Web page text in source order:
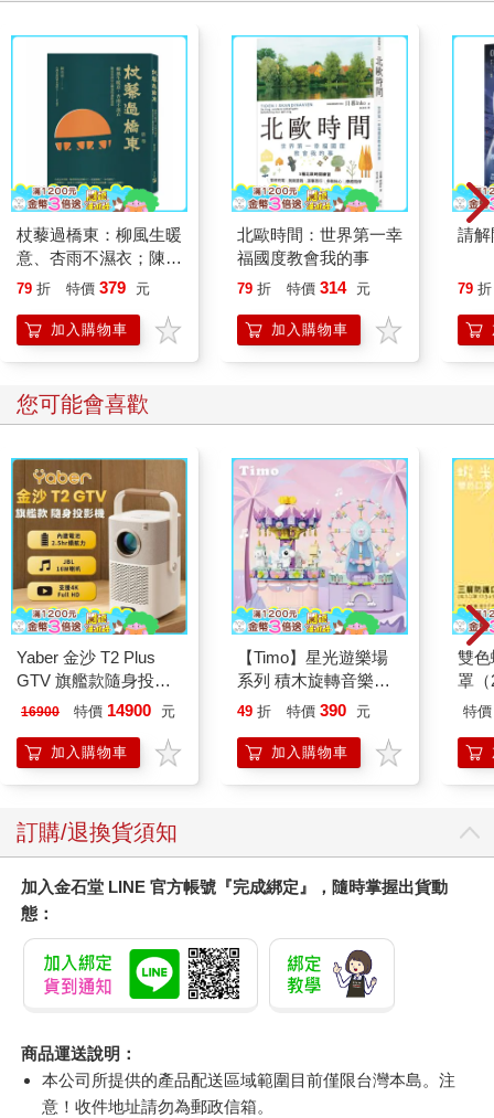
杖藜過橋東：柳風生暖
意、杏雨不濕衣；陳亮
恭談以心轉境的適齡漫
79 折 特價 379 元
加入購物車
北歐時間：世界第一幸
福國度教會我的事
79 折 特價 314 元
加入購物車
請解
79 折
您可能會喜歡
Yaber 金沙 T2 Plus
GTV 旗艦款隨身投影
機
16900 特價 14900 元
加入購物車
【Timo】星光遊樂場
系列 積木旋轉音樂盒
禮物
49 折 特價 390 元
加入購物車
雙
罩（
特價
訂購/退換貨須知
加入金石堂 LINE 官方帳號『完成綁定』，隨時掌握出貨動
態：
商品運送說明：
本公司所提供的產品配送區域範圍目前僅限台灣本島。注
意！收件地址請勿為郵政信箱。